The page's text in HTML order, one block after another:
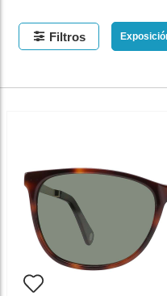
y la dejan pasar
proporcionar una mejor
adicionales.
Filtros